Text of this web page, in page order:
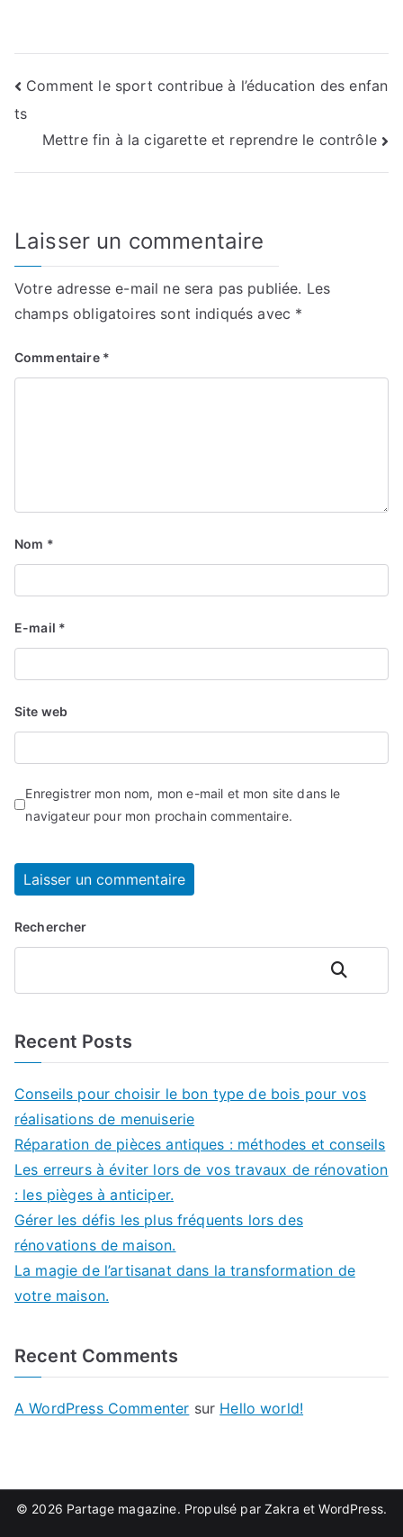
Navigation
de
l’article
Comment le sport contribue à l’éducation des enfan
ts
Mettre fin à la cigarette et reprendre le contrôle
Laisser un commentaire
Votre adresse e-mail ne sera pas publiée. Les
champs obligatoires sont indiqués avec *
Commentaire *
Nom *
E-mail *
Site web
Enregistrer mon nom, mon e-mail et mon site dans le
navigateur pour mon prochain commentaire.
Rechercher
Rechercher
Recent Posts
Conseils pour choisir le bon type de bois pour vos
réalisations de menuiserie
Réparation de pièces antiques : méthodes et conseils
Les erreurs à éviter lors de vos travaux de rénovation
: les pièges à anticiper.
Gérer les défis les plus fréquents lors des
rénovations de maison.
La magie de l’artisanat dans la transformation de
votre maison.
Recent Comments
A WordPress Commenter sur Hello world!
© 2026 Partage magazine. Propulsé par Zakra etWordPress.